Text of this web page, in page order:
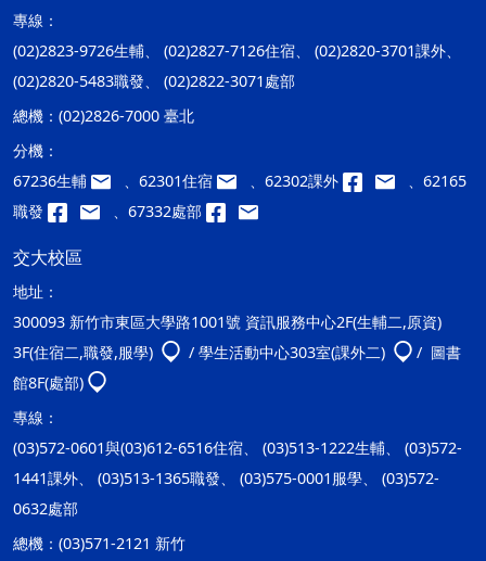
專線：
(02)2823-9726生輔、 (02)2827-7126住宿、 (02)2820-3701課外、
(02)2820-5483職發、 (02)2822-3071處部
總機： (02)2826-7000 臺北
分機：
67236生輔
、62301住宿 、62302課外
、62165
職發
、67332處部
交大校區
地址：
300093 新竹市東區大學路1001號 資訊服務中心2F(生輔二,原資)
3F(住宿二,職發,服學)
/ 學生活動中心303室(課外二)
/ 圖書
館8F(處部)
專線：
(03)572-0601與(03)612-6516住宿、 (03)513-1222生輔、 (03)572-
1441課外、 (03)513-1365職發、 (03)575-0001服學、 (03)572-
0632處部
總機： (03)571-2121 新竹